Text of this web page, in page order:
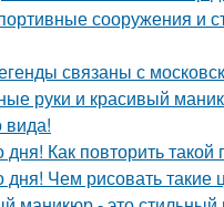
сооружения и
связаны с
руки и красивый
вида!
дня! Как повторить такой
дня! Чем рисовать такие